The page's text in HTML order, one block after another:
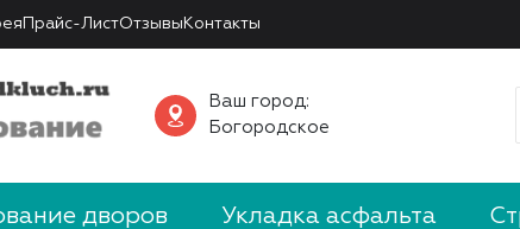
Прайс-ЛистОтзывы Контакты
Ваш город:
Богородское
дворов Укладка асфальта